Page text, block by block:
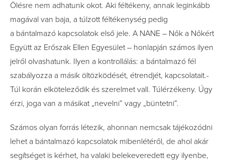
Ölésre nem adhatunk okot. Aki féltékeny, annak leginkább
magával van baja, a túlzott féltékenység pedig
a bántalmazó kapcsolatok első jele. A NANE – Nők a Nőkért
Együtt az Erőszak Ellen Egyesület – honlapján számos ilyen
jelről olvashatunk. Ilyen a kontrollálás: a bántalmazó fél
szabályozza a másik öltözködését, étrendjét, kapcsolatait.­
Túl korán elköteleződik és szerelmet vall. Túlérzékeny. Úgy
érzi, joga van a másikat „nevelni” vagy „büntetni”.
Számos olyan forrás létezik, ahonnan nemcsak tájékozódni
lehet a bántalmazó kapcsolatok mibenlétéről, de ahol akár
segítséget is kérhet, ha valaki belekeveredett egy ilyenbe,